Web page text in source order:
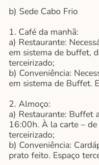
b) Sede Cabo Frio
1. Café da manhã:
a) Restaurante:
em sistema de buffet,
terceirizado;
b) Conveniência:
em sistema de Buffet.
2. Almoço:
a) Restaurante: Buffet
16:00h. À la carte –
terceirizado;
b) Conveniência:
prato feito. Espaço